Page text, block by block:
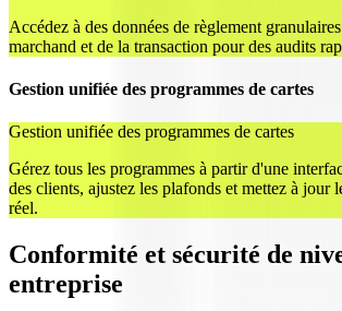
Accédez à des données de règlement
marchand et de la transaction pour des audits
Gestion unifiée des programmes de cartes
Gestion unifiée des programmes de cartes
Gérez tous les programmes à partir d'une
des clients, ajustez les plafonds et mettez à jour
réel.
Conformité et sécurité de
entreprise